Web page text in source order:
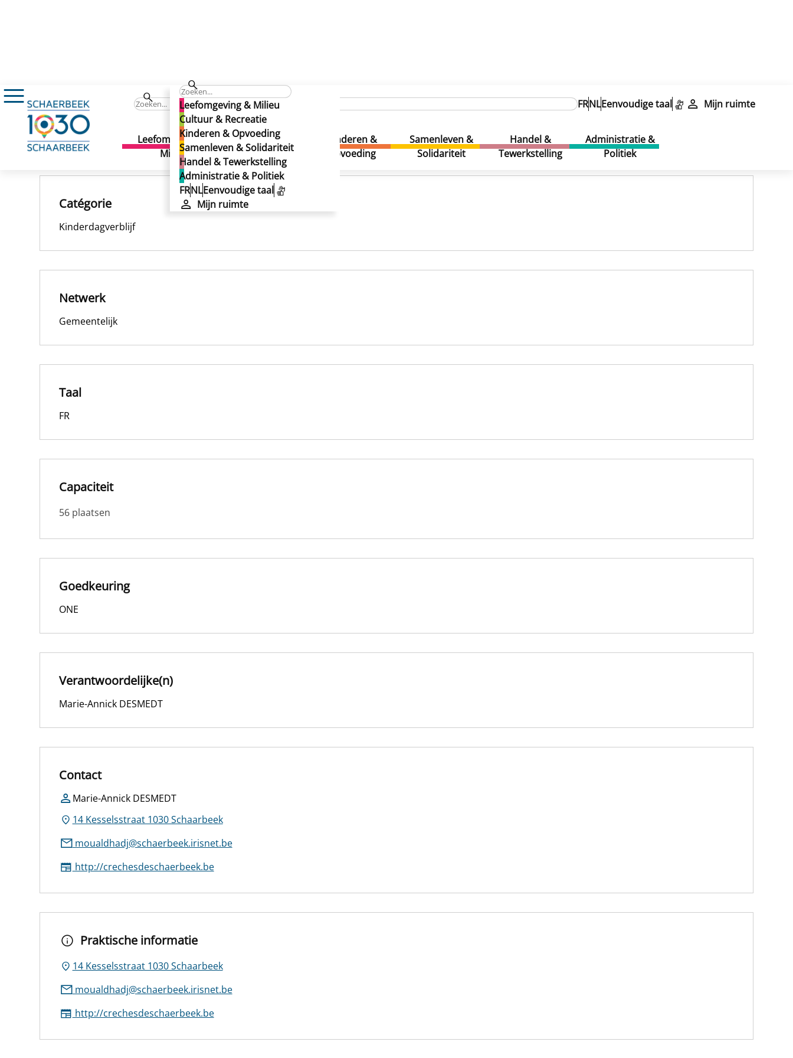
Leefomgeving & Milieu
Cultuur & Recreatie
Kinderen & Opvoeding
Samenleven & Solidariteit
Handel & Tewerkstelling
Administratie & Politiek
FRNLEenvoudige taal
Mijn ruimte
FRNLEenvoudige taal Mijn ruimte
Leefomgeving &
Milieu
Cultuur &
Recreatie
Kinderen &
Opvoeding
Samenleven &
Solidariteit
Handel &
Tewerkstelling
Administratie &
Politiek
Pollux
Pollux
Gepubliceerd op 25/11/2024
Catégorie
Kinderdagverblijf
Netwerk
Gemeentelijk
Taal
FR
Capaciteit
56 plaatsen
Goedkeuring
ONE
Verantwoordelijke(n)
Marie-Annick DESMEDT
Contact
Marie-Annick DESMEDT
14 Kesselsstraat 1030 Schaarbeek
moualdhadj@schaerbeek.irisnet.be
http://crechesdeschaerbeek.be
Praktische informatie
14 Kesselsstraat 1030 Schaarbeek
moualdhadj@schaerbeek.irisnet.be
http://crechesdeschaerbeek.be